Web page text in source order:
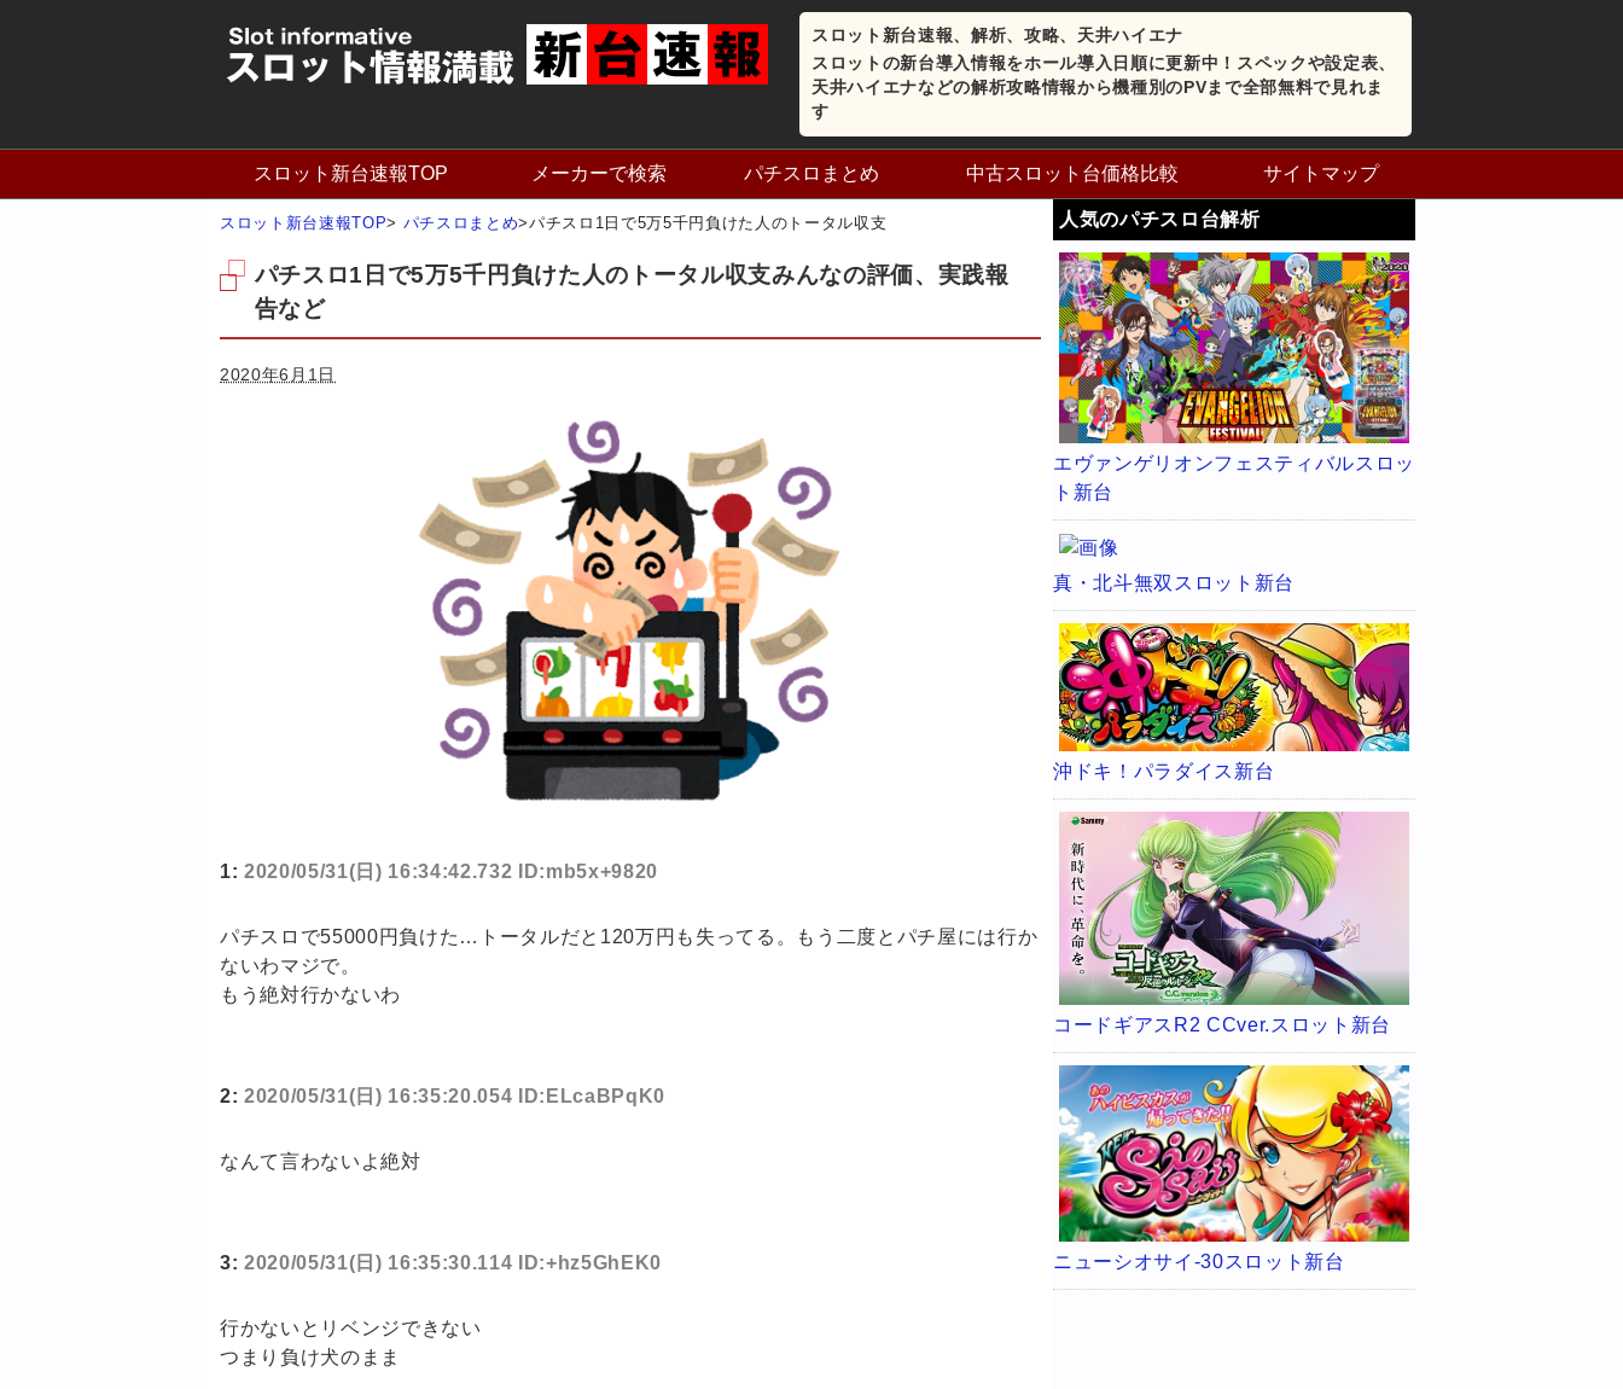
スロット新台速報、解析、攻略、天井ハイエナ
スロットの新台導入情報をホール導入日順に更新中！スペックや設定表、
天井ハイエナなどの解析攻略情報から機種別のPVまで全部無料で見れま
す
スロット新台速報TOP メーカーで検索 パチスロまとめ 中古スロット台価格比較 サイトマップ
スロット新台速報TOP> パチスロまとめ>パチスロ1日で5万5千円負けた人のトータル収支
パチスロ1日で5万5千円負けた人のトータル収支みんなの評価、実践報
告など
2020年6月1日
1: 2020/05/31(日) 16:34:42.732 ID:mb5x+9820
パチスロで55000円負けた…トータルだと120万円も失ってる。もう二度とパチ屋には行か
ないわマジで。
もう絶対行かないわ
2: 2020/05/31(日) 16:35:20.054 ID:ELcaBPqK0
なんて言わないよ絶対
3: 2020/05/31(日) 16:35:30.114 ID:+hz5GhEK0
行かないとリベンジできない
つまり負け犬のまま
人気のパチスロ台解析
エヴァンゲリオンフェスティバルスロッ
ト新台
真・北斗無双スロット新台
沖ドキ！パラダイス新台
コードギアスR2 CCver.スロット新台
ニューシオサイ-30スロット新台